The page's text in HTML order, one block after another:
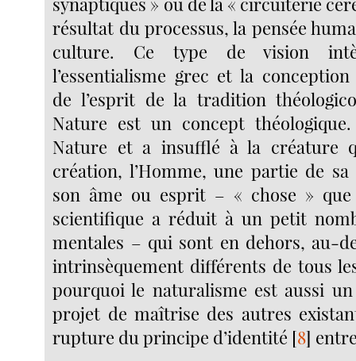
résultat du processus, la pensée
culture. Ce type de vision
l’essentialisme grec et la
de l’esprit de la tradition
Nature est un concept
Nature et a insufflé à la créature
création, l’Homme, une partie de
son âme ou esprit – « chose »
scientifique a réduit à un petit
mentales – qui sont en dehors, au-
intrinsèquement différents de tous
pourquoi le naturalisme est aussi
projet de maîtrise des autres
rupture du principe d’identité [8]